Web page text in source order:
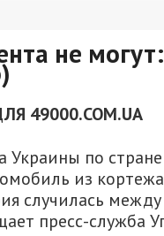
не
49000.COM.UA
по
из
случилась
пресс-служба